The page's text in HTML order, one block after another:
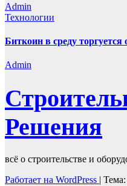
Admin
Технологии
Биткоин в среду торгуется
Admin
Решения
всё о строительстве и
Работает на WordPress | Тема: